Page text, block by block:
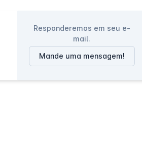
Responderemos em seu e-
mail.
Mande uma mensagem!